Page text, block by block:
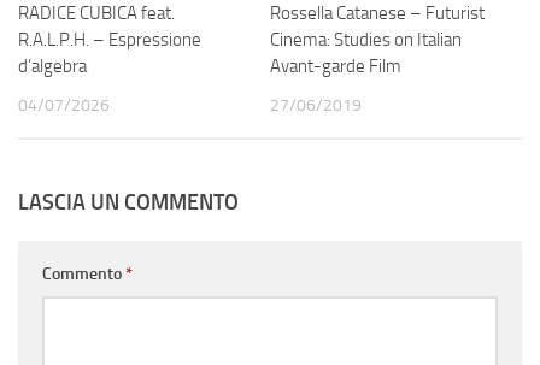
RADICE CUBICA feat.
R.A.L.P.H. – Espressione
d’algebra
04/07/2026
Rossella Catanese – Futurist
Cinema: Studies on Italian
Avant-garde Film
27/06/2019
LASCIA UN COMMENTO
Commento*